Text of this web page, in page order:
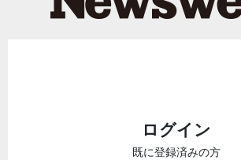
ログイン
既に登録済みの方